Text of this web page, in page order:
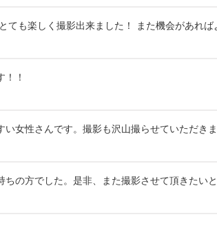
ても楽しく撮影出来ました！ また機会があれば
！
女性さんです。撮影も沢山撮らせていただき
の方でした。是非、また撮影させて頂きたいと